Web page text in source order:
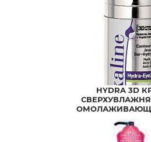
HYDRA 3D
КОЖИ ВОКРУГ